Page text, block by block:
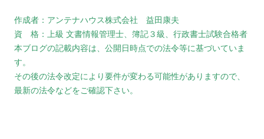
作成者：アンテナハウス株式会社 益田康夫
資 格：上級 文書情報管理士、簿記３級、行政書士試験合格者
本ブログの記載内容は、公開日時点での法令等に基づいていま
す。
その後の法令改定により要件が変わる可能性がありますので、
最新の法令などをご確認下さい。